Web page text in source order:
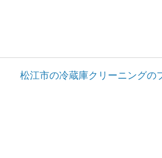
松江市の冷蔵庫クリーニングの